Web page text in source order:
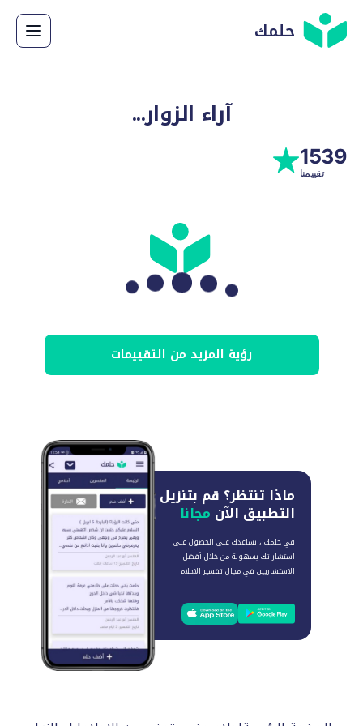
حلمك
آراء الزوار...
1539
تقييمنا
رؤية المزيد من التقييمات
ماذا تنتظر؟ قم بتنزيل
التطبيق الآن مجانا
في حلمك ، نساعدك على الحصول على
استشاراتك بسهولة من خلال أفضل
الاستشاريين في مجال تفسير الاحلام